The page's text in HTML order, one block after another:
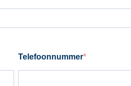
Telefoonnummer*